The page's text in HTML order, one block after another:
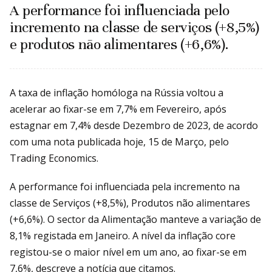
A performance foi influenciada pelo
incremento na classe de serviços (+8,5%)
e produtos não alimentares (+6,6%).
A taxa de inflação homóloga na Rússia voltou a
acelerar ao fixar-se em 7,7% em Fevereiro, após
estagnar em 7,4% desde Dezembro de 2023, de acordo
com uma nota publicada hoje, 15 de Março, pelo
Trading Economics.
A performance foi influenciada pela incremento na
classe de Serviços (+8,5%), Produtos não alimentares
(+6,6%). O sector da Alimentação manteve a variação de
8,1% registada em Janeiro. A nível da inflação core
registou-se o maior nível em um ano, ao fixar-se em
7,6%, descreve a notícia que citamos.